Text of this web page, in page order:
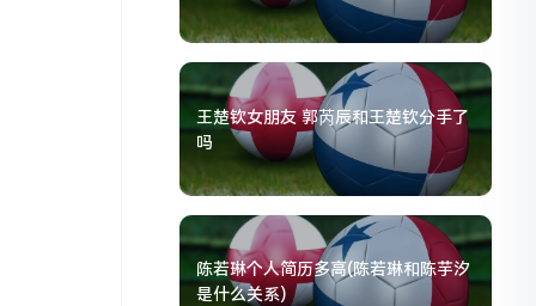
王楚钦女朋友 郭芮辰和王楚钦分手了
吗
陈若琳个人简历多高(陈若琳和陈芋汐
是什么关系)